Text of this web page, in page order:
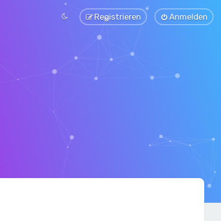
Anmelden
Registrieren